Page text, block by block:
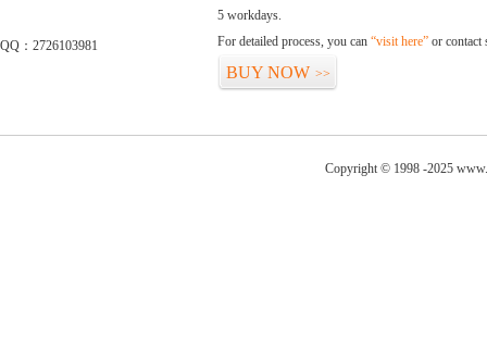
QQ：2726103981
5 workdays.
For detailed process, you can “visit here” or contact
BUY NOW >>
Copyright © 1998 -2025